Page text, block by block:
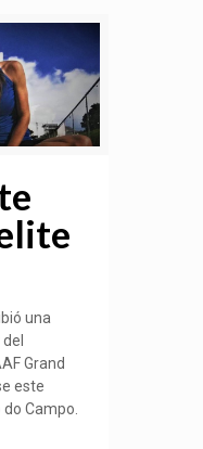
una
Grand
este
Campo.